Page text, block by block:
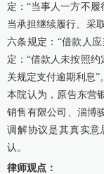
定：“当事人一方不
当承担继续履行、采
六条规定：“借款人
定：“借款人未按照
关规定支付逾期利息”。
本院认为，原告东营
销售有限公司、淄博
调解协议是其真实意
认。
律师观点：